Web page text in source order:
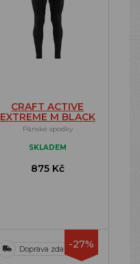
CRAFT ACTIVE
EXTREME M BLACK
Pánské spodky
SKLADEM
875 Kč
-27%
Doprava zdarma